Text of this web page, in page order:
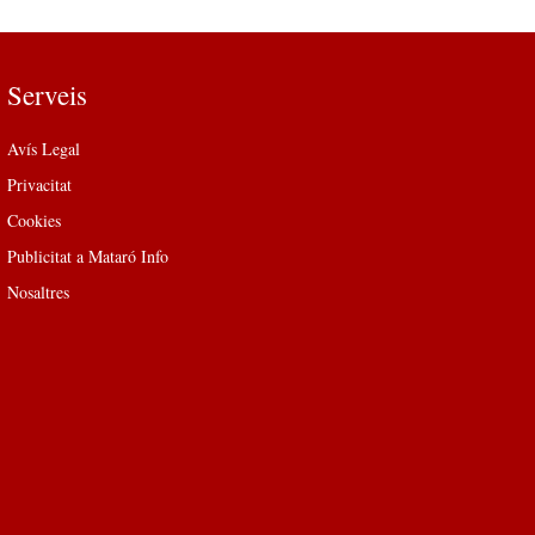
Serveis
Avís Legal
Privacitat
Cookies
Publicitat a Mataró Info
Nosaltres